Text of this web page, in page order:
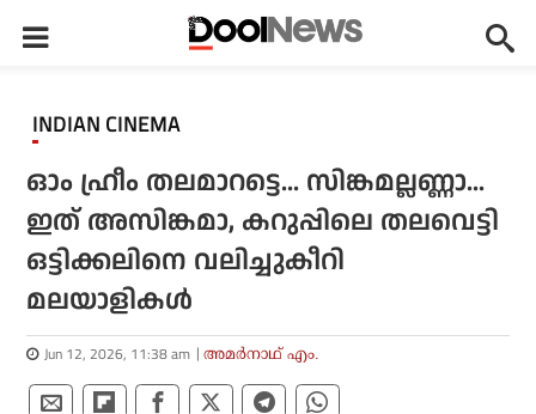
INDIAN CINEMA
ഓം ഹ്രീം തലമാറട്ടെ... സിങ്കമല്ലണ്ണാ...
ഇത് അസിങ്കമാ, കറുപ്പിലെ തലവെട്ടി
ഒട്ടിക്കലിനെ വലിച്ചുകീറി
മലയാളികള്‍
Jun 12, 2026, 11:38 am അമര്‍നാഥ് എം.